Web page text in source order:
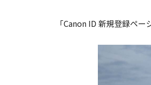
「Canon ID 新規登録ペ